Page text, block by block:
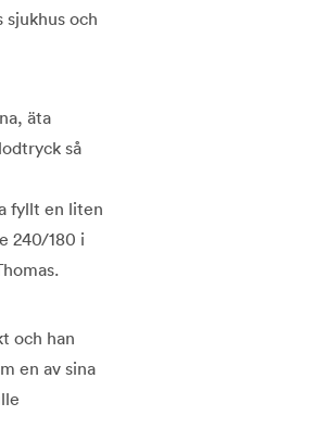
sjukhus och
äta
så
fyllt en liten
240/180 i
och han
en av sina